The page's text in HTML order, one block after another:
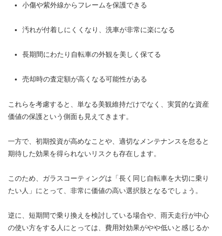
小傷や紫外線からフレームを保護できる
汚れが付着しにくくなり、洗車が非常に楽になる
長期間にわたり自転車の外観を美しく保てる
売却時の査定額が高くなる可能性がある
これらを考慮すると、単なる美観維持だけでなく、実質的な資産
価値の保護という側面も見えてきます。
一方で、初期投資が高めなことや、適切なメンテナンスを怠ると
期待した効果を得られないリスクも存在します。
このため、ガラスコーティングは「長く同じ自転車を大切に乗り
たい人」にとって、非常に価値の高い選択肢となるでしょう。
逆に、短期間で乗り換えを検討している場合や、雨天走行が中心
の使い方をする人にとっては、費用対効果がやや低いと感じるか